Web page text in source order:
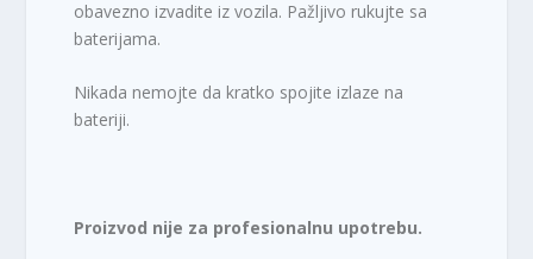
obavezno izvadite iz vozila. Pažljivo rukujte sa
baterijama.
Nikada nemojte da kratko spojite izlaze na
bateriji.
Proizvod nije za profesionalnu upotrebu.